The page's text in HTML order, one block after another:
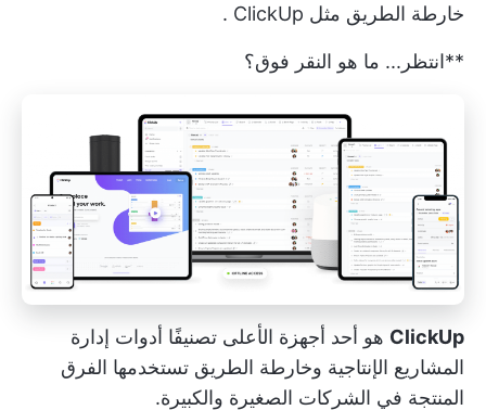
خارطة الطريق مثل ClickUp
.
**انتظر... ما هو النقر فوق؟
ClickUp هو أحد أجهزة الأعلى تصنيفًا أدوات إدارة
المشاريع الإنتاجية وخارطة الطريق تستخدمها الفرق
المنتجة في الشركات الصغيرة والكبيرة.